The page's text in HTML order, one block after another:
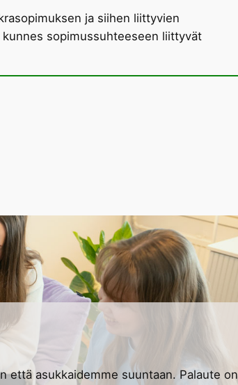
ja siihen liittyvien
sopimussuhteeseen liittyvät
että asukkaidemme suuntaan. Palaute on